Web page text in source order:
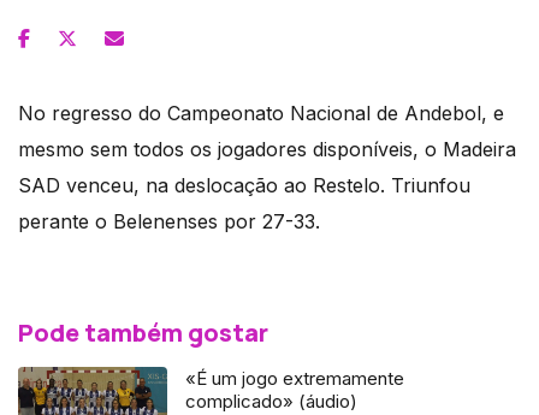
No regresso do Campeonato Nacional de Andebol, e
mesmo sem todos os jogadores disponíveis, o Madeira
SAD venceu, na deslocação ao Restelo. Triunfou
perante o Belenenses por 27-33.
Pode também gostar
«É um jogo extremamente
complicado» (áudio)